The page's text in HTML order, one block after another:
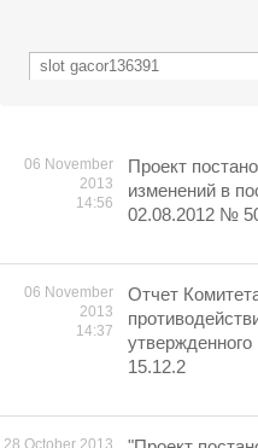
06 November
2013
14:56
Проект
изменений в
02.08.2012 №
06 November
2013
14:37
Отчет
15.12.2
28 October 2013